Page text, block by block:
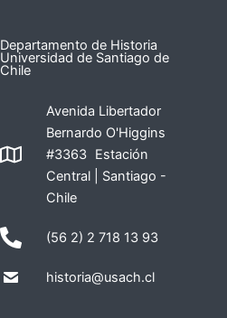
Departamento de Historia
Universidad de Santiago de
Chile
Avenida Libertador
Bernardo O'Higgins
#3363 Estación
Central | Santiago -
Chile
(56 2) 2 718 13 93
historia@usach.cl